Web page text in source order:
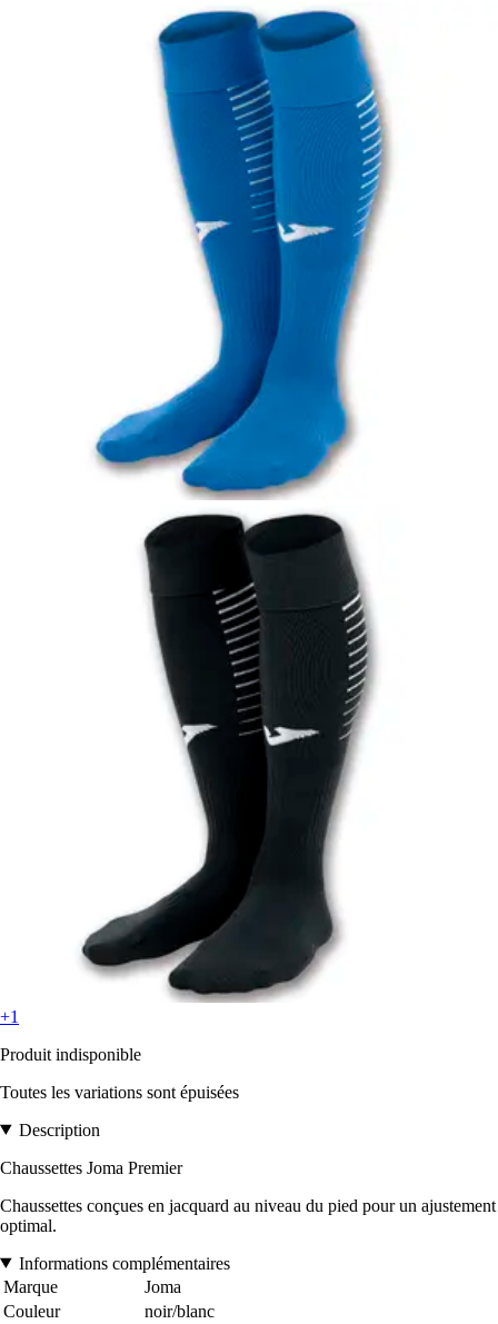
+1
Produit indisponible
Toutes les variations sont épuisées
Description
Chaussettes Joma Premier
Chaussettes conçues en jacquard au niveau du pied pour un ajustement
optimal.
Informations complémentaires
Marque
Joma
Couleur
noir/blanc